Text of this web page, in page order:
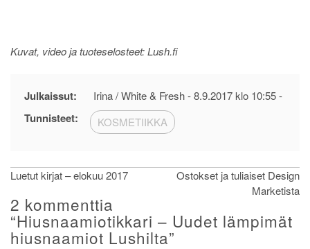
Kuvat, video ja tuoteselosteet: Lush.fi
Julkaissut: Irina / White & Fresh -8.9.2017 klo 10:55-
Tunnisteet: KOSMETIIKKA
Artikkelien
selaus
Luetut kirjat – elokuu 2017
Ostokset ja tuliaiset Design
Marketista
2 kommenttia
“Hiusnaamiotikkari – Uudet lämpimät
hiusnaamiot Lushilta”